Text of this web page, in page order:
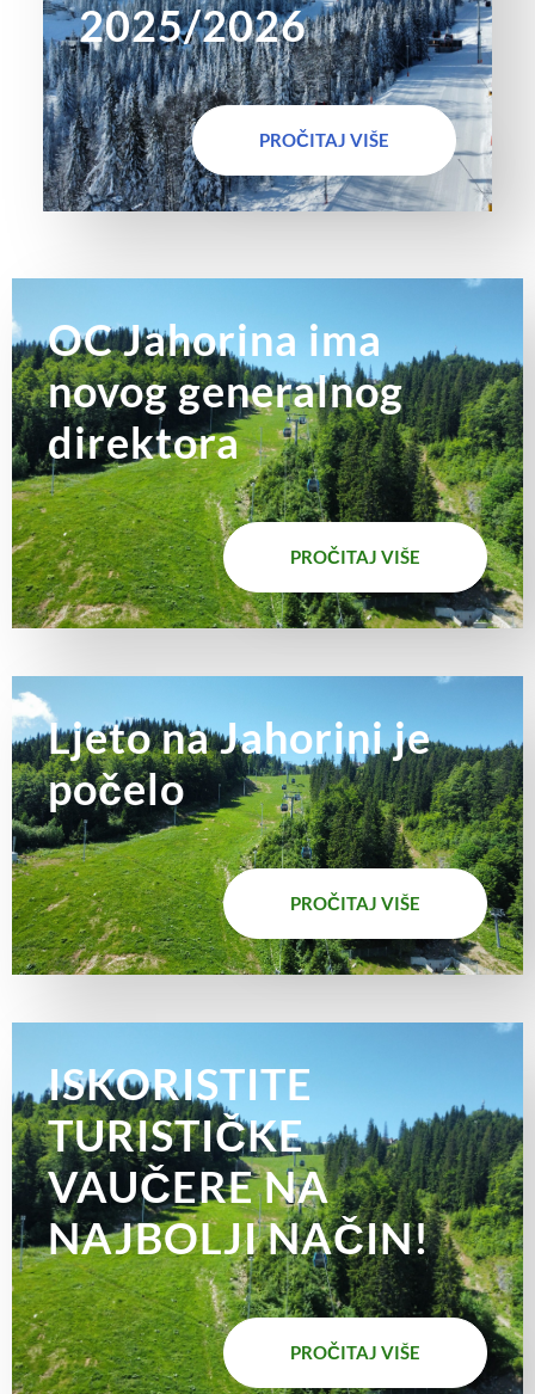
2025/2026
PROČITAJ VIŠE
OC Jahorina ima
novog generalnog
direktora
PROČITAJ VIŠE
Ljeto na Jahorini je
počelo
PROČITAJ VIŠE
ISKORISTITE
TURISTIČKE
VAUČERE NA
NAJBOLJI NAČIN!
PROČITAJ VIŠE